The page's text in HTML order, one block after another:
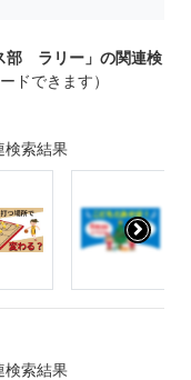
部 ラリー」の関連検
ドできます）
索結果
索結果